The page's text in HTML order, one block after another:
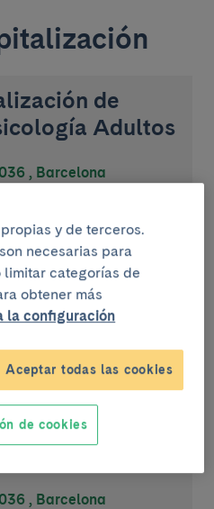
de
Adultos
, Barcelona
Psiquiatría y
, Barcelona
y de terceros.
necesarias para
limitar categorías de
obtener más
la configuración
Aceptar todas las cookies
de cookies